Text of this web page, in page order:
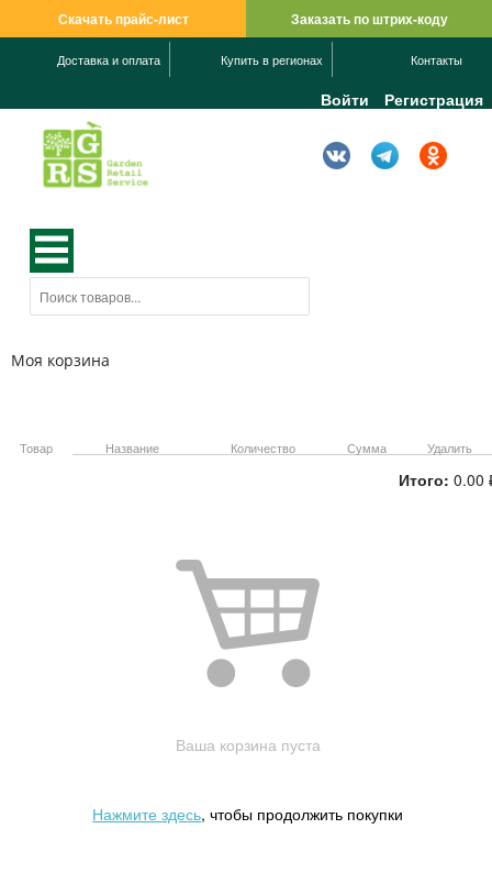
Скачать прайс-лист Заказать по штрих-коду
Доставка и оплата Купить в регионах Контакты
Войти Регистрация
Моя корзина
Ваша корзина пуста
Нажмите здесь, чтобы продолжить покупки
Товар Название Количество Сумма Удалить
Итого: 0.00